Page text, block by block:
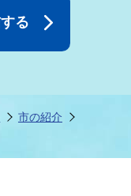
市の紹介